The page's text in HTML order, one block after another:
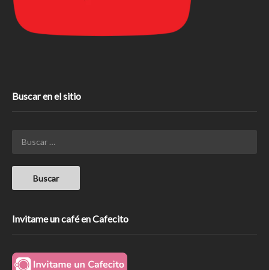
Buscar en el sitio
Invitame un café en Cafecito